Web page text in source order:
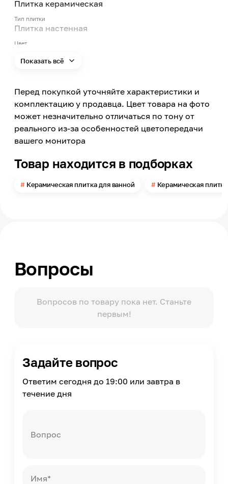
Плитка керамическая
Тип плитки
Плитка настенная
Цвет
Страна производства
Россия
Модельный ряд
Trevi Gray
Материал
Длина
Ширина
Поверхность применения
Стена
Показать всё
Перед покупкой уточняйте характеристики и
комплектацию у продавца. Цвет товара на фото
может незначительно отличаться по тону от
реального из-за особенностей цветопередачи
вашего монитора
Товар находится в подборках
Керамическая плитка для ванной Керамическая
Вопросы
Вопросов по товару пока нет. Станьте
первым!
Задайте вопрос
Ответим сегодня до 19:00 или завтра в
течение дня
Вопрос
Имя*